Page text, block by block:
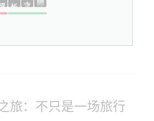
旅：不只是一场旅行